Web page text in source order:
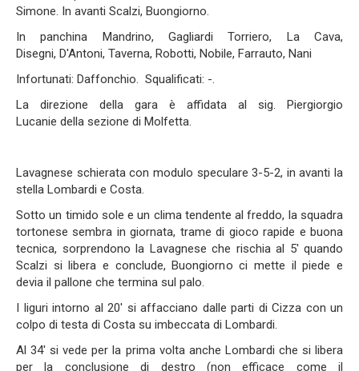
Simone. In avanti Scalzi, Buongiorno.
In panchina Mandrino, Gagliardi Torriero, La Cava,
Disegni, D'Antoni, Taverna, Robotti, Nobile, Farrauto, Nani
Infortunati: Daffonchio. Squalificati: -.
La direzione della gara è affidata al sig. Piergiorgio
Lucanie della sezione di Molfetta.
Lavagnese schierata con modulo speculare 3-5-2, in avanti la
stella Lombardi e Costa.
Sotto un timido sole e un clima tendente al freddo, la squadra
tortonese sembra in giornata, trame di gioco rapide e buona
tecnica, sorprendono la Lavagnese che rischia al 5' quando
Scalzi si libera e conclude, Buongiorno ci mette il piede e
devia il pallone che termina sul palo.
I liguri intorno al 20' si affacciano dalle parti di Cizza con un
colpo di testa di Costa su imbeccata di Lombardi.
Al 34' si vede per la prima volta anche Lombardi che si libera
per la conclusione di destro (non efficace come il